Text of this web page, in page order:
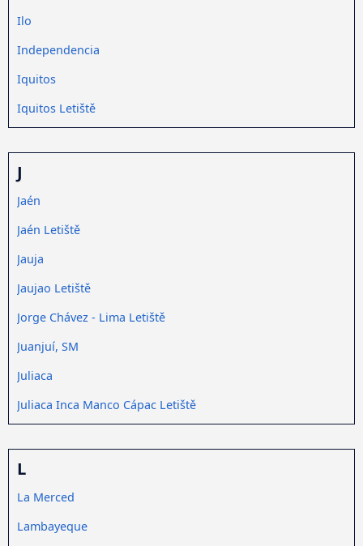
Ilo
Independencia
Iquitos
Iquitos Letiště
J
Jaén
Jaén Letiště
Jauja
Jaujao Letiště
Jorge Chávez - Lima Letiště
Juanjuí, SM
Juliaca
Juliaca Inca Manco Cápac Letiště
L
La Merced
Lambayeque